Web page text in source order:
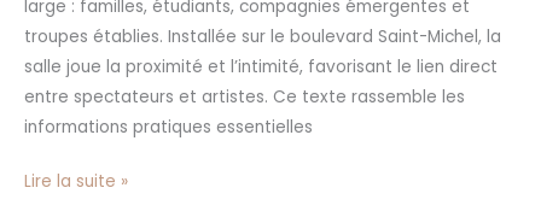
large : familles, étudiants, compagnies émergentes et
troupes établies. Installée sur le boulevard Saint-Michel, la
salle joue la proximité et l’intimité, favorisant le lien direct
entre spectateurs et artistes. Ce texte rassemble les
informations pratiques essentielles
Lire la suite »